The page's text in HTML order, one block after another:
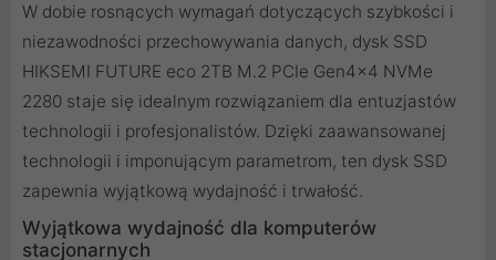
W dobie rosnących wymagań dotyczących szybkości i
niezawodności przechowywania danych, dysk SSD
HIKSEMI FUTURE eco 2TB M.2 PCIe Gen4x4 NVMe
2280 staje się idealnym rozwiązaniem dla entuzjastów
technologii i profesjonalistów. Dzięki zaawansowanej
technologii i imponującym parametrom, ten dysk SSD
zapewnia wyjątkową wydajność i trwałość.
Wyjątkowa wydajność dla komputerów
stacjonarnych